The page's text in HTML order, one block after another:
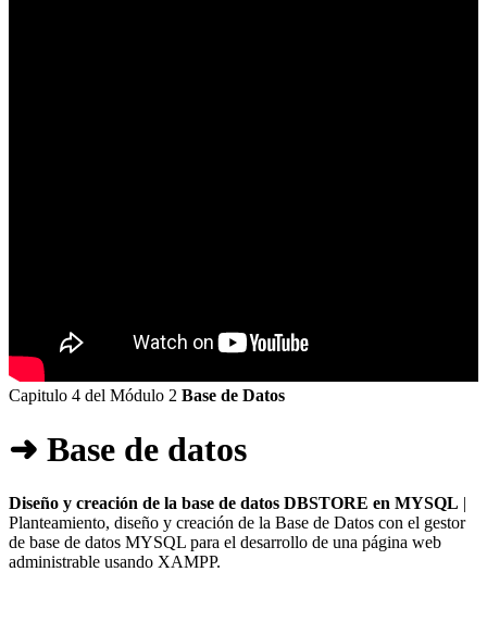
Capitulo 4 del Módulo 2 Base de Datos
➜ Base de datos
Diseño y creación de la base de datos DBSTORE en MYSQL |
Planteamiento, diseño y creación de la Base de Datos con el gestor
de base de datos MYSQL para el desarrollo de una página web
administrable usando XAMPP.